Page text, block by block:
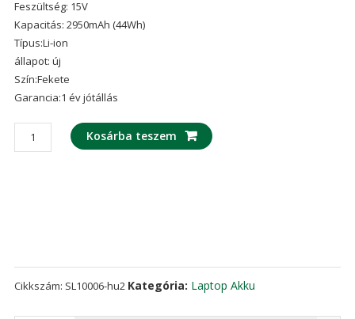
ből,
értékelés
alapján
Feszültség: 15V
Kapacitás: 2950mAh (44Wh)
Típus:Li-ion
állapot: új
Szín:Fekete
Garancia:1 év jótállás
laptop
akku/akkumulátor
Kosárba teszem
Cikkszám: SL10006-hu2 Kategória: Laptop Akku